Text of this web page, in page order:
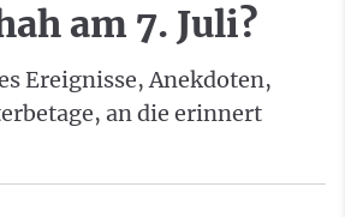
am 7. Juli?
Ereignisse, Anekdoten,
an die erinnert